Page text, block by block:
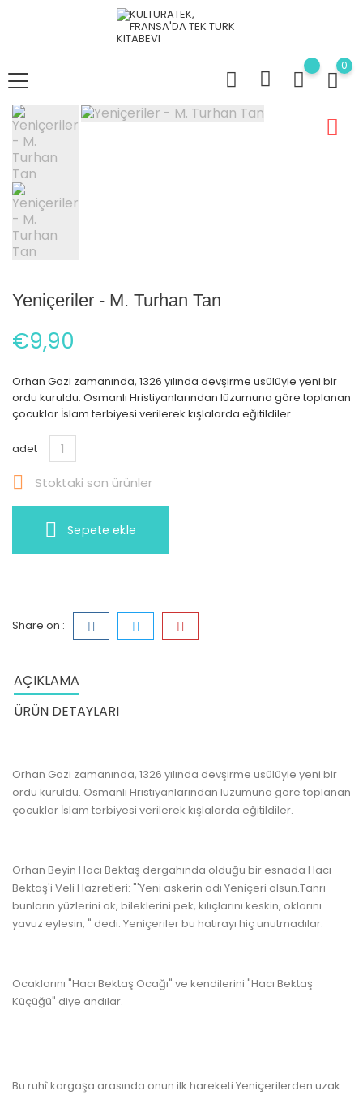
0
Yeniçeriler - M. Turhan Tan
€9,90
Orhan Gazi zamanında, 1326 yılında devşirme usülüyle yeni bir
ordu kuruldu. Osmanlı Hristiyanlarından lüzumuna göre toplanan
çocuklar İslam terbiyesi verilerek kışlalarda eğitildiler.
adet
 Stoktaki son ürünler
Sepete ekle
Share on :
AÇIKLAMA
ÜRÜN DETAYLARI
Orhan Gazi zamanında, 1326 yılında devşirme usülüyle yeni bir
ordu kuruldu. Osmanlı Hristiyanlarından lüzumuna göre toplanan
çocuklar İslam terbiyesi verilerek kışlalarda eğitildiler.
Orhan Beyin Hacı Bektaş dergahında olduğu bir esnada Hacı
Bektaş'i Veli Hazretleri: "'Yeni askerin adı Yeniçeri olsun.Tanrı
bunların yüzlerini ak, bileklerini pek, kılıçlarını keskin, oklarını
yavuz eylesin, " dedi. Yeniçeriler bu hatırayı hiç unutmadılar.
Ocaklarını "Hacı Bektaş Ocağı" ve kendilerini "Hacı Bektaş
Küçüğü" diye andılar.
Bu ruhî kargaşa arasında onun ilk hareketi Yeniçerilerden uzak